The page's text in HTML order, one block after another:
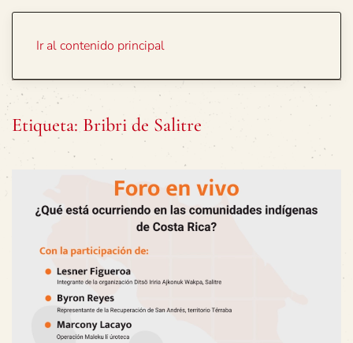
Ir al contenido principal
Etiqueta: Bribri de Salitre